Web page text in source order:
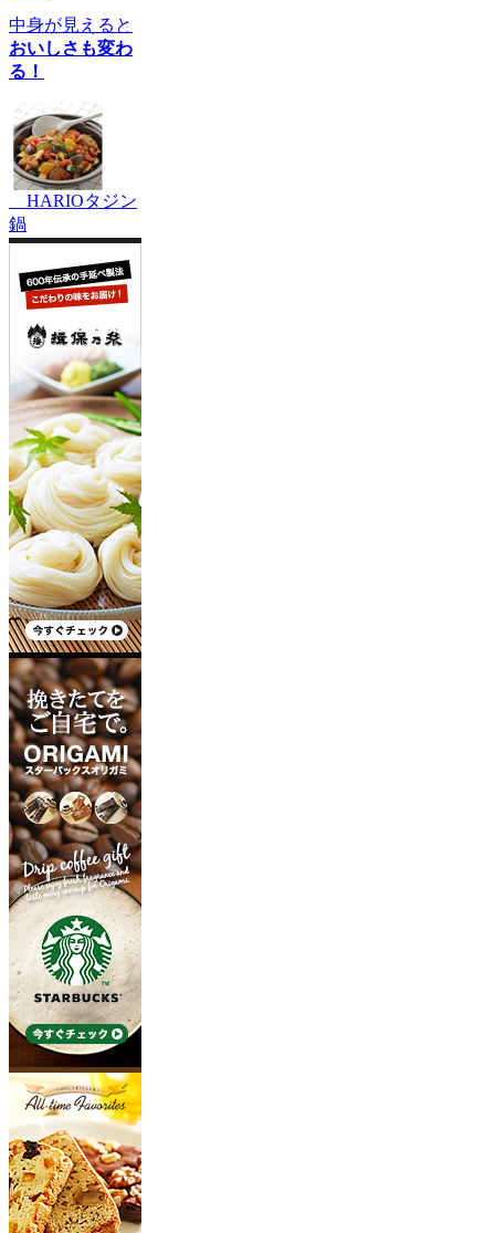
中身が見えると
おいしさも変わ
る！
HARIOタジン
鍋